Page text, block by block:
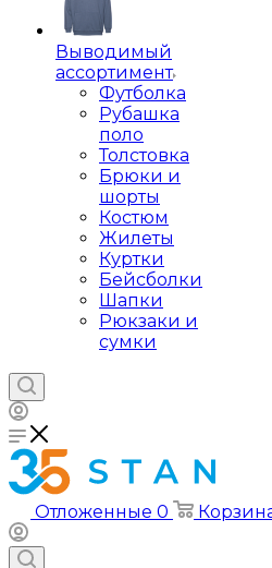
Выводимый
ассортимент
Футболка
Рубашка
поло
Толстовка
Брюки и
шорты
Костюм
Жилеты
Куртки
Бейсболки
Шапки
Рюкзаки и
сумки
Отложенные 0